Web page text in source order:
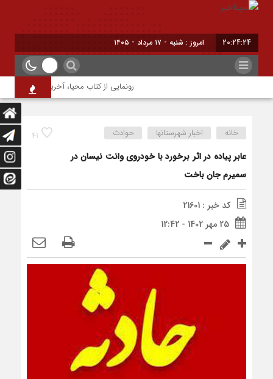
20:24:24 امروز : شنبه - ۱۷ مرداد - ۱۴۰۵
رونمایی از کتاب محیا، آخرین اثر نویسنده
41 خانه اخبار شهرستانها حوادث
عابر پیاده در اثر برخورد با خودروی وانت نیسان در
سمیرم جان باخت
کد خبر : 21601
25 مهر 1402 - 12:42